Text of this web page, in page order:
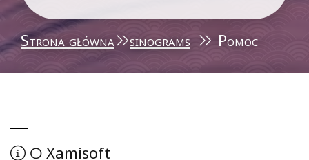
Strona główna sinograms Pomoc
O Xamisoft